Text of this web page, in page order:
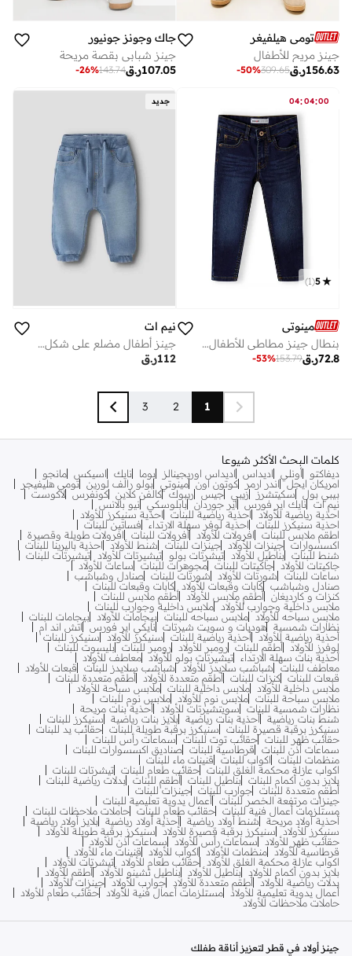
تومي هيلفيغر
جينز مريح للأطفال
ر.ق156.63
309.65
-50%
جاك وجونز جونيور
جينز شبابي بقصة مريحة
ر.ق107.05
143.74
-26%
04:04:00
5
(
1
)
مينوتي
بنطال جينز مطاطي للأطفال بتصميم كلاسيكي بخمس جيوب
ر.ق72.8
153.79
-53%
جديد
نيم ات
جينز أطفال مضلع على شكل حرف
ر.ق112
1
2
3
كلمات البحث الأكثر شيوعا
ديفاكتو أونلي اديداس اديداس اوريجينالز بوما نايك اسيكس مانجو
امريكان ايجل
اندر ارمر كوتون اون مينوتي بولو رالف لورين تومي هليفيجر
بيبي بول
سكيتشرز زيبي جيس ريبوك كالفن كلاين كونفرس لاكوست
نيم ات نايك اير فورس اير جوردان بابلوسكي نيو بالانس
احذية رياضية للأولاد
احذية رياضية للبنات
احذية سنيكرز للأولاد
احذية سنيكرز للبنات
احذية لوفر سهلة الارتداء
فساتين للبنات
اطقم ملابس للبنات
افرولات للأولاد افرولات للبنات
افرولات طويلة وقصيرة
اكسسوارات جينزات للأولاد جينزات للبنات شنط للأولاد
احذية باليرينا للبنات
شنط للبنات بناطيل للأولاد تيشرتات بولو تيشيرتات للأولاد
تيشيرتات للبنات
جاكيتات للأولاد
جاكيتات للبنات مجوهرات للبنات
ساعات للأولاد
ساعات للبنات
شورتات للأولاد شورتات للبنات صنادل وشباشب
صنادل وشباشب كابات وقبعات للأولاد
كابات وقبعات للبنات
كنزات و كارديغان أطقم ملابس للأولاد
أطقم ملابس للبنات
ملابس داخلية وجوارب للأولاد
ملابس داخلية وجوارب للبنات
ملابس سباحه للأولاد ملابس سباحه للبنات بيجامات للأولاد
بيجامات للبنات
نظارات شمسية هوديات و سويت شيرتات نايكي اير فورس
اتش اند ام
أحذية رياضية للأولاد أحذية رياضية للبنات سنيكرز للأولاد
سنيكرز للبنات
لوفرز للأولاد
أطقم للبنات رومبر للأولاد رومبر للبنات بليسوت للبنات
أحذية بنات سهلة الارتداء
تيشيرتات بولو للأولاد معاطف للأولاد
معاطف للبنات
شباشب سلايدز للأولاد شباشب سلايدز للبنات
قبعات للأولاد
قبعات للبنات كنزات للبنات أطقم متعددة للأولاد
أطقم متعددة للبنات
ملابس داخلية للأولاد
ملابس داخلية للبنات ملابس سباحة للأولاد
ملابس سباحة للبنات ملابس نوم للأولاد
ملابس نوم للبنات
نظارات شمسية للبنات
سويتشيرتات للأولاد
أحذية بنات مريحة
شنط بنات رياضية أحذية بنات رياضية بلايز بنات رياضية
سنيكرز للبنات
سنيكرز برقبة قصيرة للبنات
سنيكرز برقبة طويلة للبنات حقائب يد للبنات
حقائب ظهر للبنات حقائب توت للبنات
سماعات رأس للبنات
سماعات أذن للبنات
قرطاسية للبنات صناديق اكسسوارات للبنات
منظمات للبنات
اكواب للبنات
قنينات ماء للبنات
اكواب عازلة محكمة الغلق للبنات حقائب طعام للبنات تيشرتات للبنات
بلايز بدون أكمام للبنات بناطيل للبنات أطقم للبنات بدلات رياضية للبنات
أطقم متعددة للبنات جوارب للبنات جينزات للبنات
جينزات مرتفعة الخصر للبنات أعمال يدوية تعليمية للبنات
مستلزمات أعمال فنية للبنات حقائب طعام للبنات حاملات ملاحظات للبنات
أحذية أولاد مريحة
شنط أولاد رياضية أحذية أولاد رياضية بلايز أولاد رياضية
سنيكرز للأولاد
سنيكرز برقبة قصيرة للأولاد
سنيكرز برقبة طويلة للأولاد
حقائب ظهر للأولاد
سماعات رأس للأولاد
سماعات أذن للأولاد
قرطاسية للأولاد منظمات للأولاد اكواب للأولاد
قنينات ماء للأولاد
اكواب عازلة محكمة الغلق للأولاد
حقائب طعام للأولاد
تيشرتات للأولاد
بلايز بدون أكمام للأولاد
بناطيل للأولاد بناطيل تشينو للأولاد
أطقم للأولاد
بدلات رياضية للأولاد أطقم متعددة للأولاد جوارب للأولاد جينزات للأولاد
أعمال يدوية تعليمية للأولاد
مستلزمات أعمال فنية للأولاد
حقائب طعام للأولاد
حاملات ملاحظات للأولاد
جينز أولاد في قطر لتعزيز أناقة طفلك